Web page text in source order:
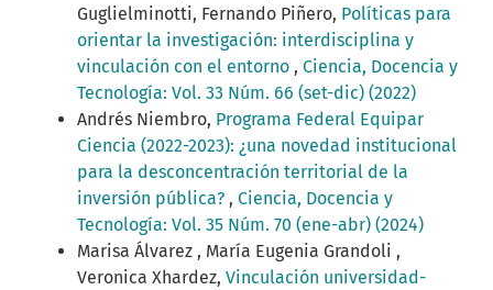
Guglielminotti, Fernando Piñero, Políticas para
orientar la investigación: interdisciplina y
vinculación con el entorno , Ciencia, Docencia y
Tecnología: Vol. 33 Núm. 66 (set-dic) (2022)
Andrés Niembro, Programa Federal Equipar
Ciencia (2022-2023): ¿una novedad institucional
para la desconcentración territorial de la
inversión pública? , Ciencia, Docencia y
Tecnología: Vol. 35 Núm. 70 (ene-abr) (2024)
Marisa Álvarez , María Eugenia Grandoli ,
Veronica Xhardez, Vinculación universidad-